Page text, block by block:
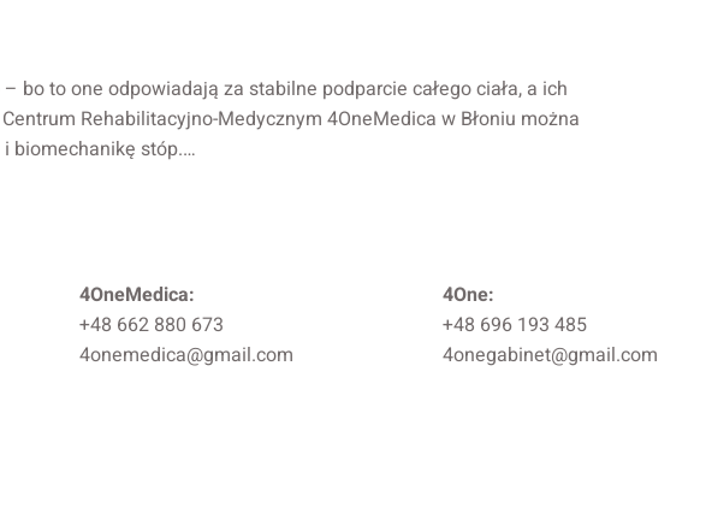
to one odpowiadają za stabilne podparcie całego ciała, a ich
Rehabilitacyjno-Medycznym 4OneMedica w Błoniu można
biomechanikę stóp.…
4OneMedica:
+48 662 880 673
4onemedica@gmail.com
4One:
+48 696 193 485
4onegabinet@gmail.com